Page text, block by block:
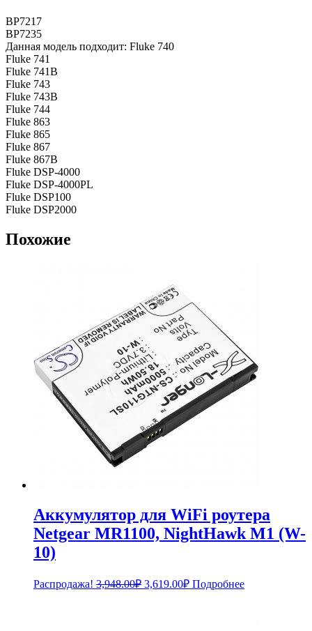
BP7217
BP7235
Данная модель подходит: Fluke 740
Fluke 741
Fluke 741B
Fluke 743
Fluke 743B
Fluke 744
Fluke 863
Fluke 865
Fluke 867
Fluke 867B
Fluke DSP-4000
Fluke DSP-4000PL
Fluke DSP100
Fluke DSP2000
Похожие
Аккумулятор для WiFi роутера
Netgear MR1100, NightHawk M1 (W-
10)
Распродажа! 3,948.00₽ Первоначальная
3,619.00₽Текущая
цена:
Подробнее